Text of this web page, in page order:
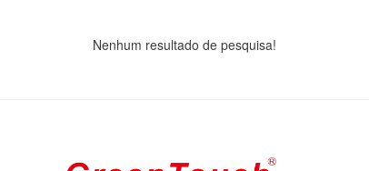
Nenhum resultado de pesquisa!